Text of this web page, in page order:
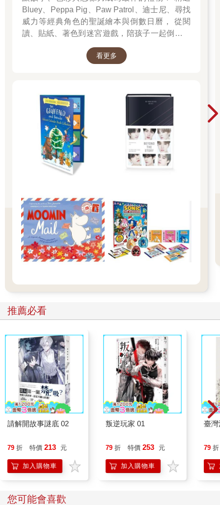
Bluey、Peppa Pig、Paw Patrol、迪士尼、尋找
威力等經典角色的聖誕繪本與倒數日曆， 從閱
讀、貼紙、著色到迷宮遊戲，陪孩子一起倒數歡
滿的驚喜與節慶溫度， Read it, Play it, Feel the
看更多
推薦必看
請解開故事謎底 02
79 折 特價 213 元
加入購物車
叛逆玩家 01
79 折 特價 253 元
加入購物車
臺
79 折
您可能會喜歡